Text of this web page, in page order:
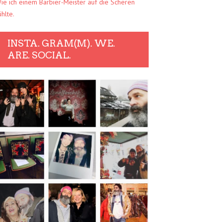
ich einem Barbier-Meister auf die Scheren
INSTA. GRAM(M). WE.
ARE. SOCIAL.